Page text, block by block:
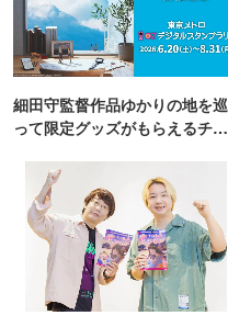
細田守監督作品ゆかりの地を巡
って限定グッズがもらえるチャ